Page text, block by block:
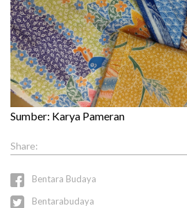
Sumber: Karya Pameran
Bentara Budaya
Bentarabudaya